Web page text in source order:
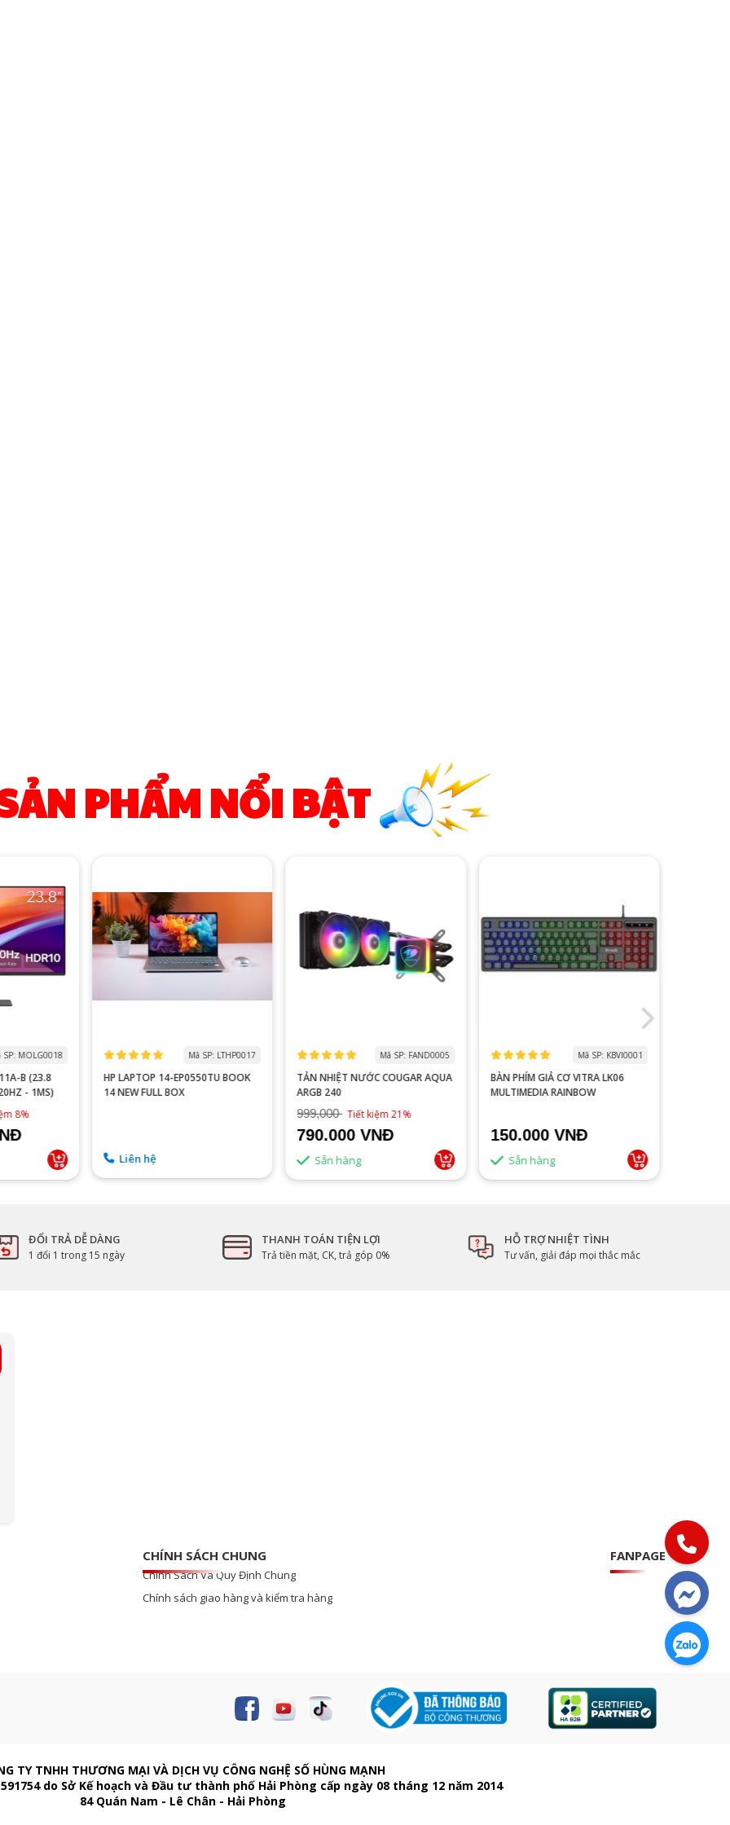
PHẨM NỔI BẬT
SP: MOLG0018
B (23.8
- 1MS)
8%
Mã SP: LTHP0017
HP LAPTOP 14-EP0550TU BOOK
14 NEW FULL BOX
Liên hệ
Mã SP: FAND0005
TẢN NHIỆT NƯỚC COUGAR AQUA
ARGB 240
999,000 Tiết kiệm 21%
790.000 VNĐ
Sẵn hàng
Mã SP: KBVI0001
BÀN PHÍM GIẢ CƠ VITRA LK06
MULTIMEDIA RAINBOW
150.000 VNĐ
Sẵn hàng
ĐỔI TRẢ DỄ DÀNG
1 đổi 1 trong 15 ngày
THANH TOÁN TIỆN LỢI
Trả tiền mặt, CK, trả góp 0%
HỖ TRỢ NHIỆT TÌNH
Tư vấn, giải đáp mọi thắc mắc
CHÍNH SÁCH CHUNG
Chính Sách Và Quy Định Chung
Chính sách giao hàng và kiểm tra hàng
FANPAGE
TY TNHH THƯƠNG MẠI VÀ DỊCH VỤ CÔNG NGHỆ SỐ HÙNG MẠNH
do Sở Kế hoạch và Đầu tư thành phố Hải Phòng cấp ngày 08 tháng 12 năm 2014
84 Quán Nam - Lê Chân - Hải Phòng